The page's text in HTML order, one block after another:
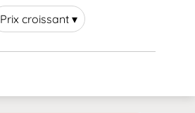
Prix croissant ▾